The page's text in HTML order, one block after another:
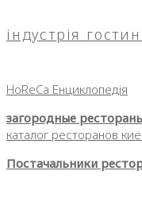
індустрія
HoReCa Енциклопедія
загородные
каталог ресторанов
Постачальники